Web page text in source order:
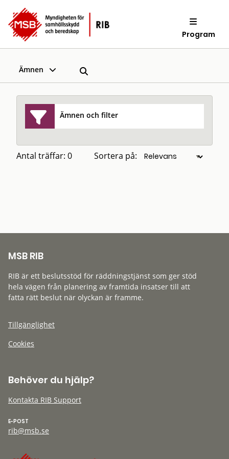
Program
Ämnen
Ämnen och filter
Antal träffar: 0 Sortera på:
MSB RIB
RIB är ett beslutsstöd för räddningstjänst som ger stöd
hela vägen från planering av framtida insatser till att
fatta rätt beslut när olyckan är framme.
Tillgänglighet
Cookies
Behöver du hjälp?
Kontakta RIB Support
E-POST
rib@msb.se